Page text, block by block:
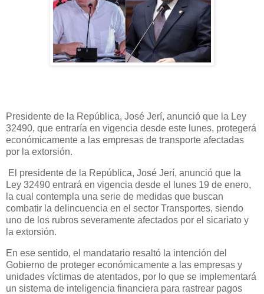
Presidente de la República, José Jerí, anunció que la Ley
32490, que entraría en vigencia desde este lunes, protegerá
económicamente a las empresas de transporte afectadas
por la extorsión.
El presidente de la República, José Jerí, anunció que la
Ley 32490 entrará en vigencia desde el lunes 19 de enero,
la cual contempla una serie de medidas que buscan
combatir la delincuencia en el sector Transportes, siendo
uno de los rubros severamente afectados por el sicariato y
la extorsión.
En ese sentido, el mandatario resaltó la intención del
Gobierno de proteger económicamente a las empresas y
unidades víctimas de atentados, por lo que se implementará
un sistema de inteligencia financiera para rastrear pagos